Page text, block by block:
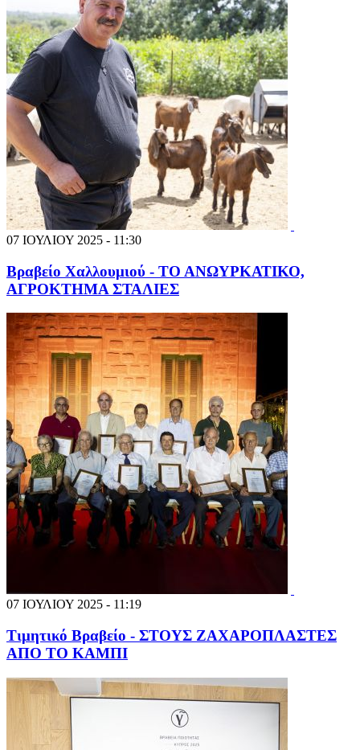
07 ΙΟΥΛΙΟΥ 2025 - 11:30
Βραβείο Χαλλουμιού - ΤΟ ΑΝΩΥΡΚΑΤΙΚΟ,
ΑΓΡΟΚΤΗΜΑ ΣΤΑΛΙΕΣ
07 ΙΟΥΛΙΟΥ 2025 - 11:19
Τιμητικό Βραβείο - ΣΤΟΥΣ ΖΑΧΑΡΟΠΛΑΣΤΕΣ
ΑΠΟ ΤΟ ΚΑΜΠΙ